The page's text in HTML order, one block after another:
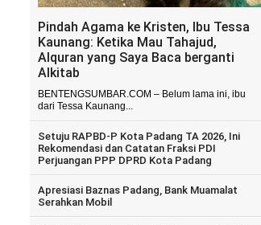
Pindah Agama ke Kristen, Ibu Tessa
Kaunang: Ketika Mau Tahajud,
Alquran yang Saya Baca berganti
Alkitab
BENTENGSUMBAR.COM – Belum lama ini, ibu
dari Tessa Kaunang...
Setuju RAPBD-P Kota Padang TA 2026, Ini
Rekomendasi dan Catatan Fraksi PDI
Perjuangan PPP DPRD Kota Padang
Apresiasi Baznas Padang, Bank Muamalat
Serahkan Mobil